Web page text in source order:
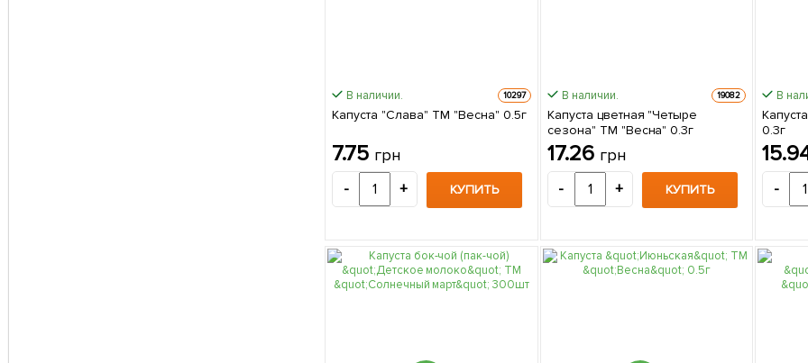
В наличии. 10297
Капуста "Слава" ТМ "Весна" 0.5г
7.75 грн
- + КУПИТЬ
В наличии. 19082
Капуста цветная "Четыре
сезона" ТМ "Весна" 0.3г
17.26 грн
- + КУПИТЬ
В
0.3г
-